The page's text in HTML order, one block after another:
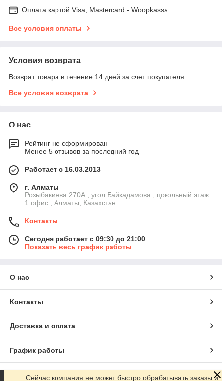
Оплата картой Visa, Mastercard - Woopkassa
Все условия оплаты
Условия возврата
Возврат товара в течение 14 дней за счет покупателя
Все условия возврата
О нас
Рейтинг не сформирован
Менее 5 отзывов за последний год
Работает с 16.03.2013
г. Алматы
Розыбакиева 270А , угол Байкадамова , цокольный этаж
1 офис , Алматы, Казахстан
Контакты
Сегодня работает с 09:30 до 21:00
Показать весь график работы
О нас
Контакты
Доставка и оплата
График работы
Полная версия сайта
Сейчас компания не может быстро обрабатывать заказы и